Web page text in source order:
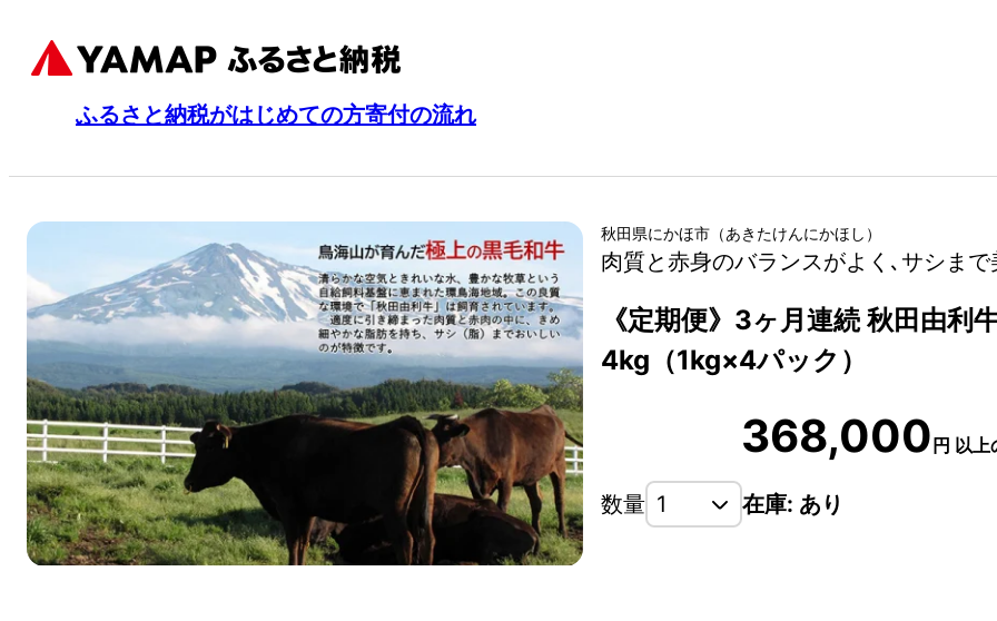
ふるさと納税がはじめての方寄付の流れ
秋田県にかほ市 （あきたけんにかほし ）
肉質と赤身のバランスがよく､サシま
《定期便》3ヶ月連続 秋田由利
4kg（1kg×4パック）
368,000円 以上
数量 在庫: あり